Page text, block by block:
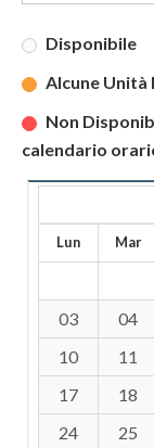
Disponibile
Alcune
Non
calendario
Lun Mar
03
04
10
11
17
18
24
25